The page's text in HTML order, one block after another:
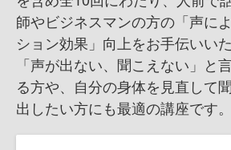
師やビジネスマンの方の「声に
ション効果」向上をお手伝いい
「声が出ない、聞こえない」と
る方や、自分の身体を見直して
出したい方にも最適の講座です。